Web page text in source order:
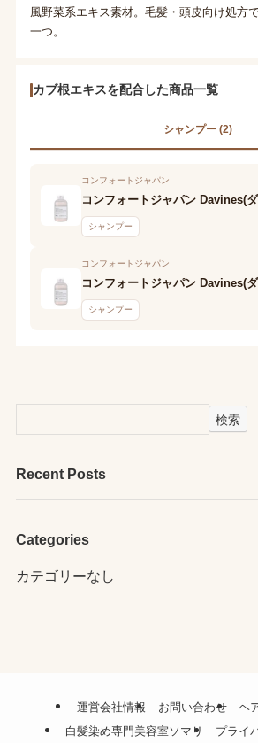
風野菜系エキス素材。毛髪・頭皮向け処方
一つ。
カブ根エキスを配合した商品一覧
シャンプー (2)
コンフォートジャパン
シャンプー
コンフォートジャパン
シャンプー
検索
Recent Posts
Categories
カテゴリーなし
運営会社情報 お問い合わせ
ヘ
白髪染め専門美容室ソマリ
プライ